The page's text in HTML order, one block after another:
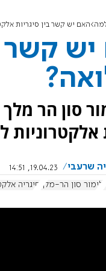
האם יש קשר בין סיגריות
קשר
סון הר
שרעבי
19.04.23, 14:51
לימור סון הר-מלך סיגריה